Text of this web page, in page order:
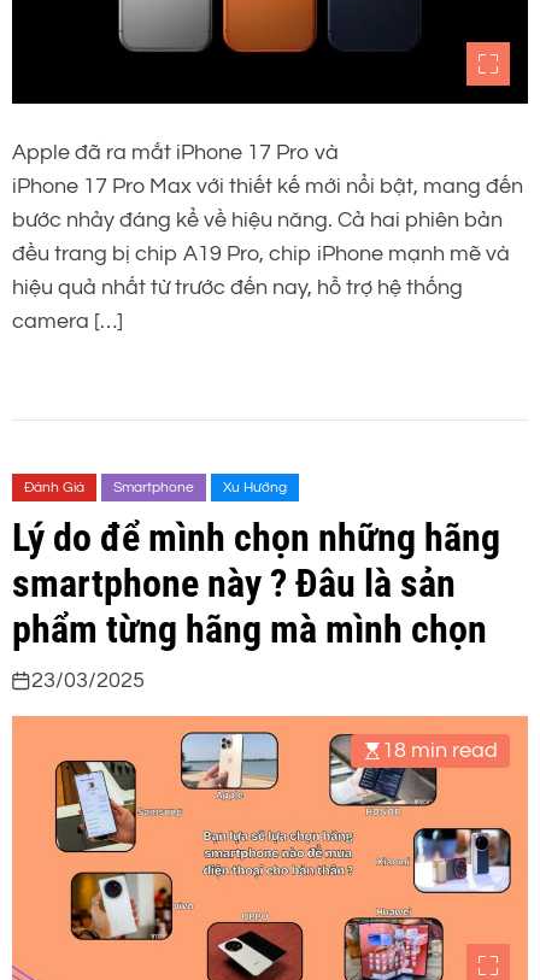
Apple đã ra mắt iPhone 17 Pro và
iPhone 17 Pro Max với thiết kế mới nổi bật, mang đến
bước nhảy đáng kể về hiệu năng. Cả hai phiên bản
đều trang bị chip A19 Pro, chip iPhone mạnh mẽ và
hiệu quả nhất từ trước đến nay, hỗ trợ hệ thống
camera […]
Đánh Giá Smartphone Xu Hướng
Lý do để mình chọn những hãng
smartphone này ? Đâu là sản
phẩm từng hãng mà mình chọn
23/03/2025
18 min read